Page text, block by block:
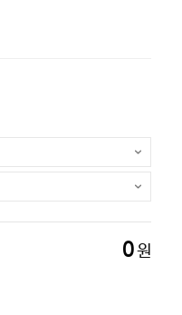
0원